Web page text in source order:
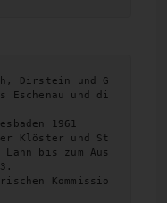
Dirstein und G
Eschenau und di
1961
Klöster und St
bis zum Aus
Kommissio